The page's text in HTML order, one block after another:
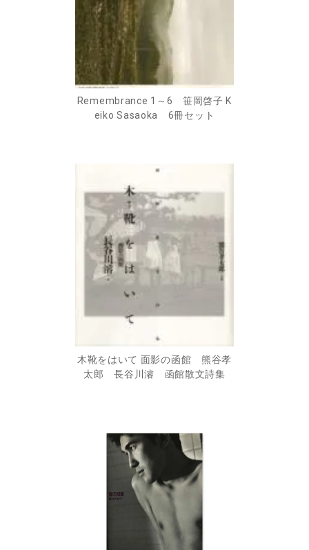
Remembrance 1～6 笹岡啓子 K
eiko Sasaoka 6冊セット
木靴をはいて 面影の函館 熊谷孝
太郎 長谷川濬 函館散文詩集